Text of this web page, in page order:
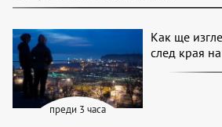
преди 3 часа
Как ще
след края